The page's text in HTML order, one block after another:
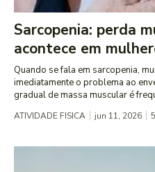
Sarcopenia: perda
acontece em
Quando se fala em sarcopenia,
imediatamente o problema ao
gradual de massa muscular é
ATIVIDADE FISICA jun 11, 2026 5